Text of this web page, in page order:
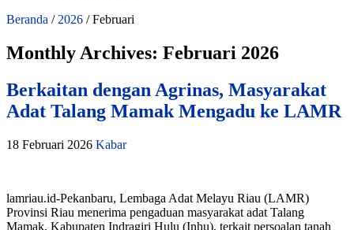
Beranda / 2026 / Februari
Monthly Archives: Februari 2026
Berkaitan dengan Agrinas, Masyarakat
Adat Talang Mamak Mengadu ke LAMR
18 Februari 2026 Kabar
lamriau.id-Pekanbaru, Lembaga Adat Melayu Riau (LAMR)
Provinsi Riau menerima pengaduan masyarakat adat Talang
Mamak, Kabupaten Indragiri Hulu (Inhu), terkait persoalan tanah